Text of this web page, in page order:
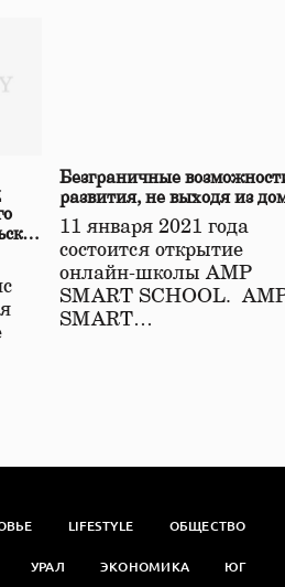
Безграничные
развития, не выходя из
11 января 2021 года
состоится открытие
онлайн-школы АМР
SMART SCHOOL.
SMART…
LIFESTYLE ОБЩЕСТВО
УРАЛ ЭКОНОМИКА ЮГ